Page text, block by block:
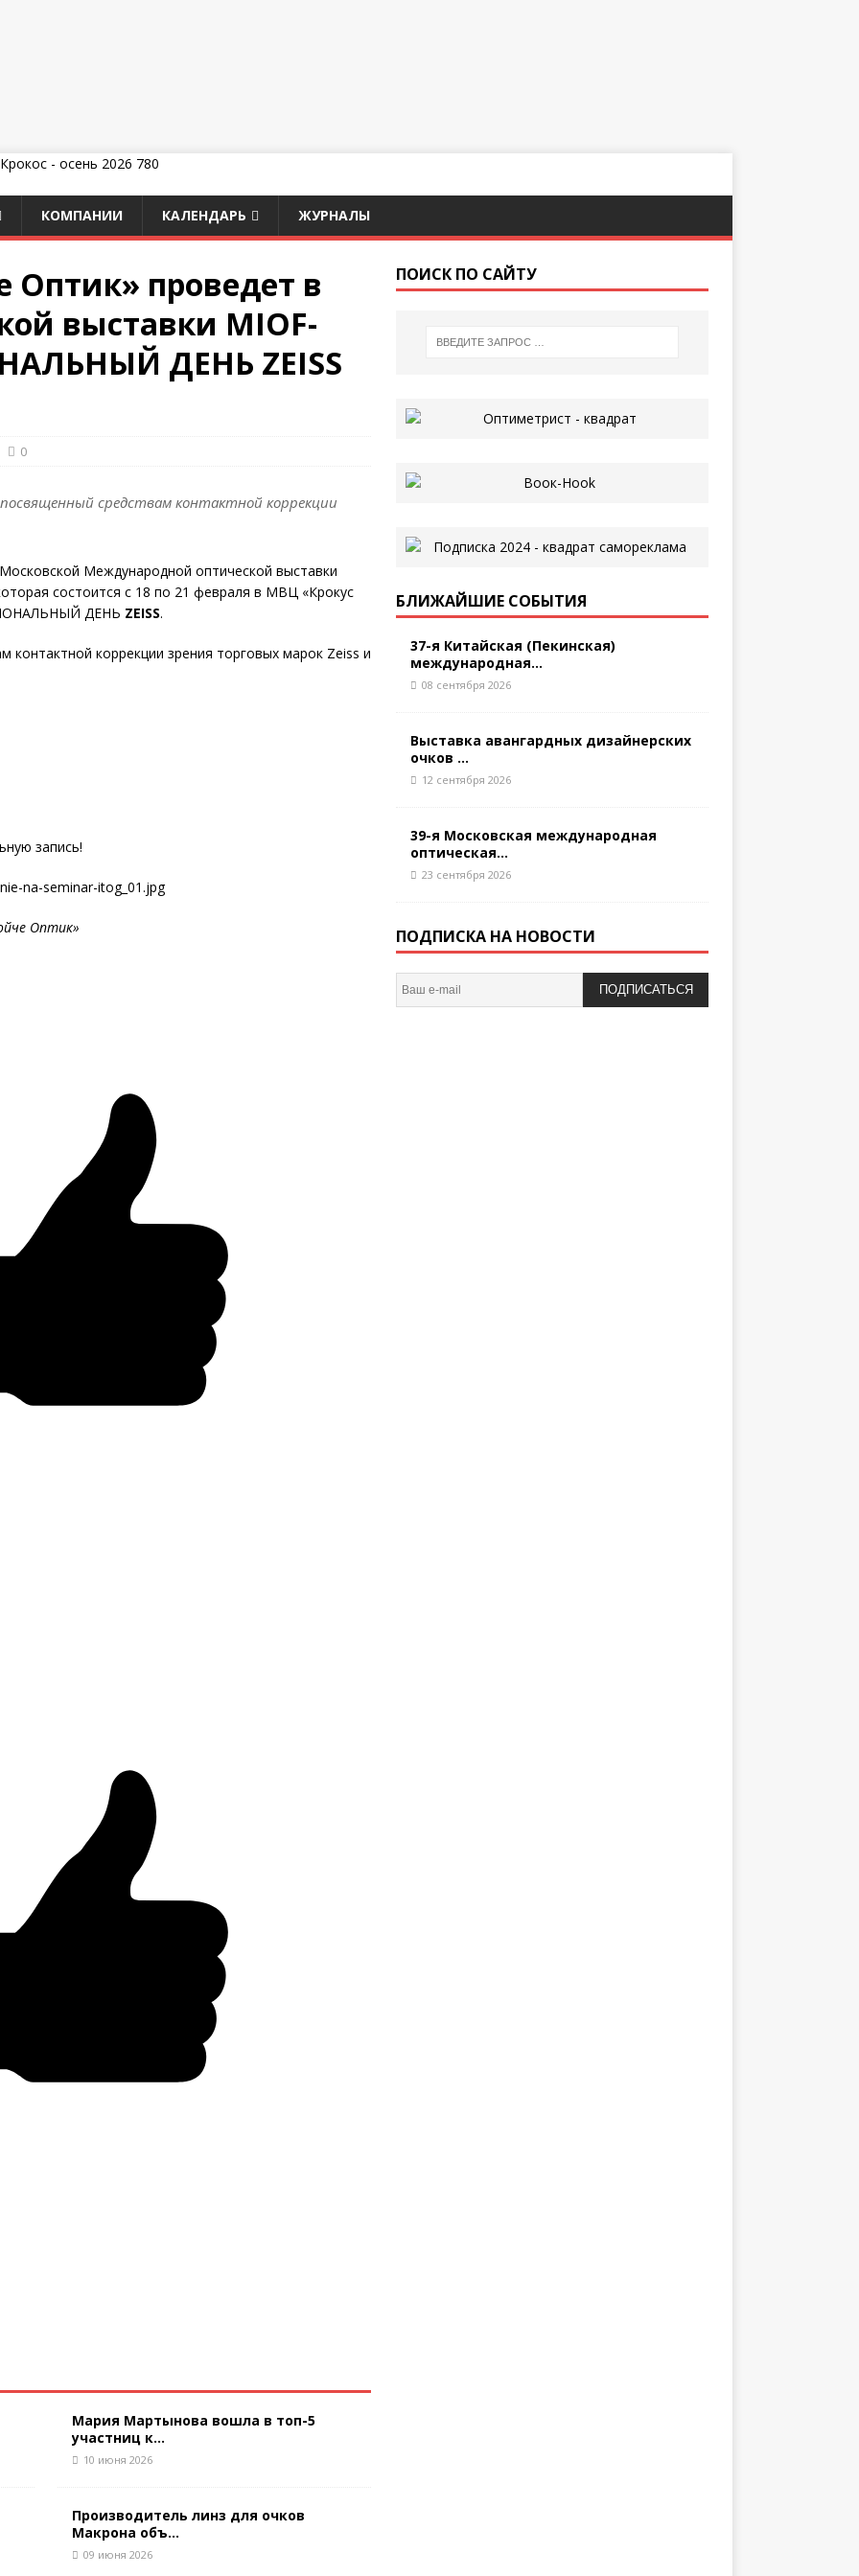
КОМПАНИИ КАЛЕНДАРЬ ЖУРНАЛЫ
проведет в
выставки MIOF-
ДЕНЬ ZEISS
0
средствам контактной коррекции
Международной оптической выставки
состоится с 18 по 21 февраля в МВЦ «Крокус
ДЕНЬ ZEISS.
коррекции зрения торговых марок Zeiss и
запись!
Оптик»
Мария Мартынова вошла в топ-5
участниц к...
10 июня 2026
Производитель линз для очков
Макрона объ...
09 июня 2026
ПОИСК ПО САЙТУ
БЛИЖАЙШИЕ СОБЫТИЯ
37-я Китайская (Пекинская)
международная...
08 сентября 2026
Выставка авангардных дизайнерских
очков ...
12 сентября 2026
39-я Московская международная
оптическая...
23 сентября 2026
ПОДПИСКА НА НОВОСТИ
ПОДПИСАТЬСЯ